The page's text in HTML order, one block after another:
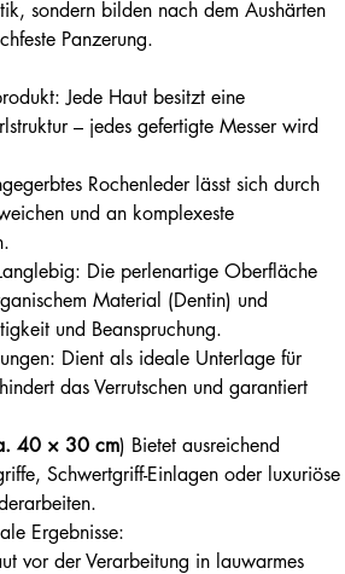
sondern bilden nach dem Aushärten
Panzerung.
Jede Haut besitzt eine
– jedes gefertigte Messer wird
Rochenleder lässt sich durch
und an komplexeste
Die perlenartige Oberfläche
Material (Dentin) und
und Beanspruchung.
Dient als ideale Unterlage für
das Verrutschen und garantiert
40 × 30 cm) Bietet ausreichend
Schwertgriff-Einlagen oder luxuriöse
Ergebnisse:
vor der Verarbeitung in lauwarmes